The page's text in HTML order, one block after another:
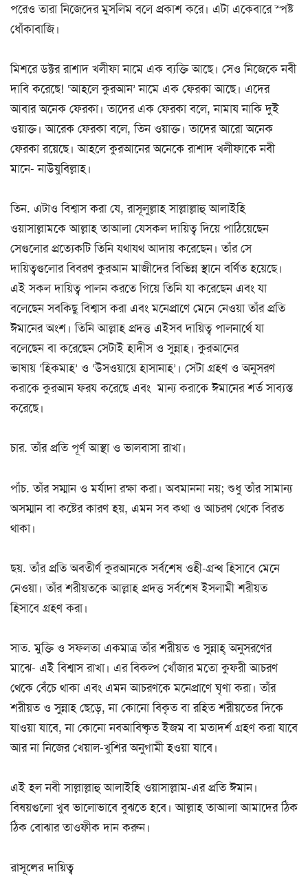
পরেও তারা নিজেদের মুসলিম বলে প্রকাশ করে। এটা একেবারে স্পষ্ট
ধোঁকাবাজি।
মিশরে ডক্টর রাশাদ খলীফা নামে এক ব্যক্তি আছে। সেও নিজেকে নবী
দাবি করেছে! ‘আহলে কুরআন’ নামে এক ফেরকা আছে। এদের
আবার অনেক ফেরকা। তাদের এক ফেরকা বলে, নামায নাকি দুই
ওয়াক্ত। আরেক ফেরকা বলে, তিন ওয়াক্ত। তাদের আরো অনেক
ফেরকা রয়েছে। আহলে কুরআনের অনেকে রাশাদ খলীফাকে নবী
মানে- নাউযুবিল্লাহ।
তিন. এটাও বিশ্বাস করা যে, রাসূলুল্লাহ সাল্লাল্লাহু আলাইহি
ওয়াসাল্লামকে আল্লাহ তাআলা যেসকল দায়িত্ব দিয়ে পাঠিয়েছেন
সেগুলোর প্রত্যেকটি তিনি যথাযথ আদায় করেছেন। তাঁর সে
দায়িত্বগুলোর বিবরণ কুরআন মাজীদের বিভিন্ন স্থানে বর্ণিত হয়েছে।
এই সকল দায়িত্ব পালন করতে গিয়ে তিনি যা করেছেন এবং যা
বলেছেন সবকিছু বিশ্বাস করা এবং মনেপ্রাণে মেনে নেওয়া তাঁর প্রতি
ঈমানের অংশ। তিনি আল্লাহ প্রদত্ত এইসব দায়িত্ব পালনার্থে যা
বলেছেন বা করেছেন সেটাই হাদীস ও সুন্নাহ। কুরআনের
ভাষায় ‘হিকমাহ’ ও ‘উসওয়ায়ে হাসানাহ’। সেটা গ্রহণ ও অনুসরণ
করাকে কুরআন ফরয করেছে এবং মান্য করাকে ঈমানের শর্ত সাব্যস্ত
করেছে।
চার. তাঁর প্রতি পূর্ণ আস্থা ও ভালবাসা রাখা।
পাঁচ. তাঁর সম্মান ও মর্যাদা রক্ষা করা। অবমাননা নয়; শুধু তাঁর সামান্য
অসম্মান বা কষ্টের কারণ হয়, এমন সব কথা ও আচরণ থেকে বিরত
থাকা।
ছয়. তাঁর প্রতি অবতীর্ণ কুরআনকে সর্বশেষ ওহী-গ্রন্থ হিসাবে মেনে
নেওয়া। তাঁর শরীয়তকে আল্লাহ প্রদত্ত সর্বশেষ ইসলামী শরীয়ত
হিসাবে গ্রহণ করা।
সাত. মুক্তি ও সফলতা একমাত্র তাঁর শরীয়ত ও সুন্নাহ্ অনুসরণের
মাঝে- এই বিশ্বাস রাখা। এর বিকল্প খোঁজার মতো কুফরী আচরণ
থেকে বেঁচে থাকা এবং এমন আচরণকে মনেপ্রাণে ঘৃণা করা। তাঁর
শরীয়ত ও সুন্নাহ ছেড়ে, না কোনো বিকৃত বা রহিত শরীয়তের দিকে
যাওয়া যাবে, না কোনো নবআবিষ্কৃত ইজম বা মতাদর্শ গ্রহণ করা যাবে
আর না নিজের খেয়াল-খুশির অনুগামী হওয়া যাবে।
এই হল নবী সাল্লাল্লাহু আলাইহি ওয়াসাল্লাম-এর প্রতি ঈমান।
বিষয়গুলো খুব ভালোভাবে বুঝতে হবে। আল্লাহ তাআলা আমাদের ঠিক
ঠিক বোঝার তাওফীক দান করুন।
রাসূলের দায়িত্ব